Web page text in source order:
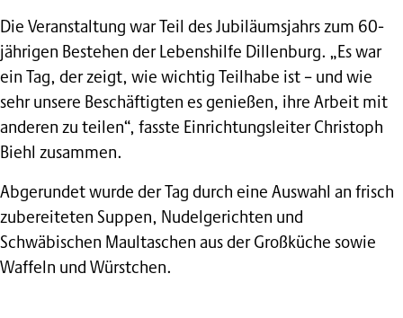
Die Veranstaltung war Teil des Jubiläumsjahrs zum 60-
jährigen Bestehen der Lebenshilfe Dillenburg. „Es war
ein Tag, der zeigt, wie wichtig Teilhabe ist – und wie
sehr unsere Beschäftigten es genießen, ihre Arbeit mit
anderen zu teilen“, fasste Einrichtungsleiter Christoph
Biehl zusammen.
Abgerundet wurde der Tag durch eine Auswahl an frisch
zubereiteten Suppen, Nudelgerichten und
Schwäbischen Maultaschen aus der Großküche sowie
Waffeln und Würstchen.